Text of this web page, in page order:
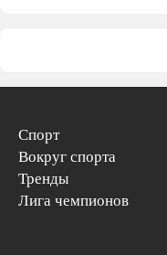
Спорт
Вокруг спорта
Тренды
Лига чемпионов